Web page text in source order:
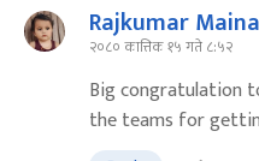
Rajkumar
२०८० कात्तिक १५ गते ८:५२
Big congratulation
the teams for